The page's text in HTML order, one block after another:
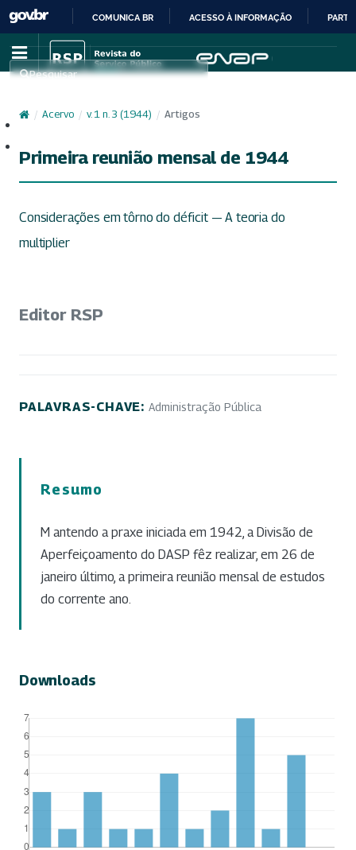
IR
PARA
CONTEÚDO
COMUNICA BR ACESSO À INFORMAÇÃO
Pesquisar
/ Acervo / v. 1 n. 3 (1944) / Artigos
Primeira reunião mensal de 1944
Considerações em tôrno do déficit — A teoria do
multiplier
Editor RSP
PALAVRAS-CHAVE: Administração Pública
Resumo
M antendo a praxe iniciada em 1942, a Divisão de
Aperfeiçoamento do DASP fêz realizar, em 26 de
janeiro último, a primeira reunião mensal de estudos
do corrente ano.
Downloads